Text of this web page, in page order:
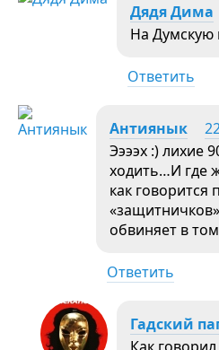
Дядя Дима
На Думскую
Ответить
Антиянык
Ээээх :) лихие
ходить…И где
как
обвиняет в
Ответить
Гадский